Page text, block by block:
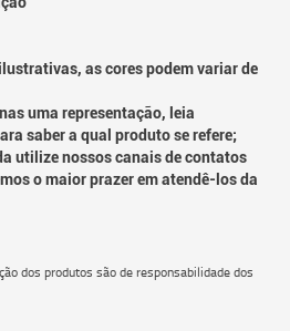
as cores podem variar de
uma representação, leia
saber a qual produto se refere;
utilize nossos canais de contatos
o maior prazer em atendê-los da
dos produtos são de responsabilidade dos